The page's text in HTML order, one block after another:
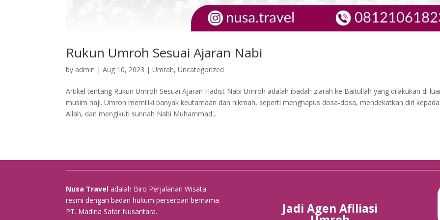
Rukun Umroh Sesuai Ajaran Nabi
by admin |Aug 10, 2023 |Umrah,Uncategorized
Artikel tentang Rukun Umroh Sesuai Ajaran Hadist Nabi Umroh adalah ibadah ziarah ke Baitullah yang dilakukan di
musim haji. Umroh memiliki banyak keutamaan dan hikmah, seperti menghapus dosa-dosa, mendekatkan diri kepada
Allah, dan mengikuti sunnah Nabi Muhammad...
Nusa Travel adalah Biro Perjalanan Wisata
resmi dengan badan hukum perseroan bernama
PT. Madina Safar Nusantara.
Jadi Agen Afiliasi